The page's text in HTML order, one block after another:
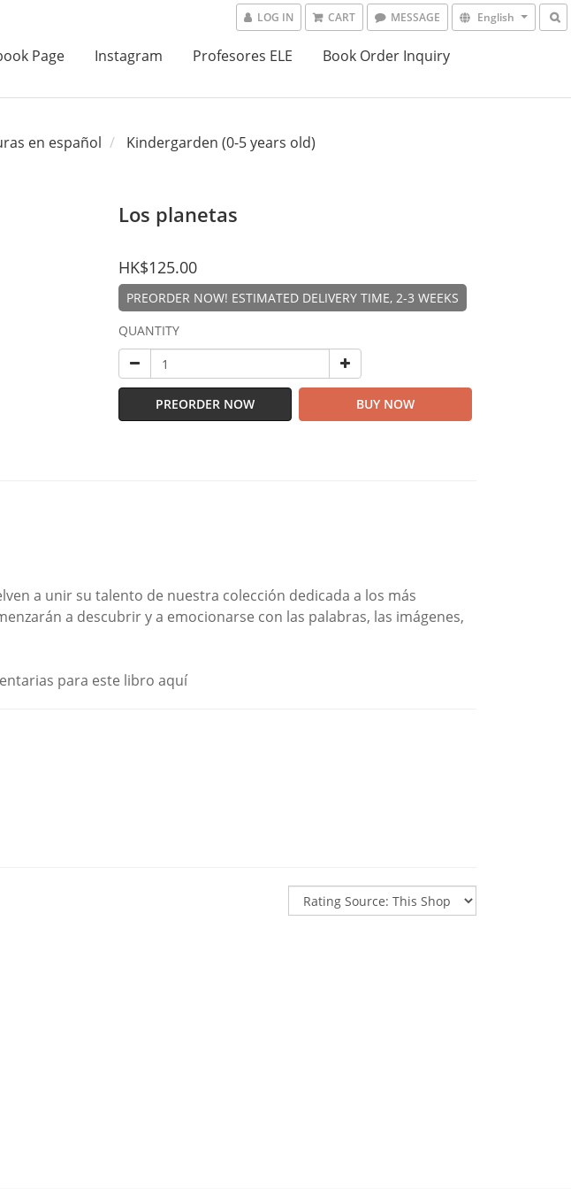
LOG IN CART MESSAGE English
Page Instagram Profesores ELE Book Order Inquiry
en español Kindergarden (0-5 years old)
Los planetas
HK$125.00
PREORDER NOW! ESTIMATED DELIVERY TIME, 2-3 WEEKS
QUANTITY
PREORDER NOW BUY NOW
a unir su talento de nuestra colección dedicada a los más
a descubrir y a emocionarse con las palabras, las imágenes,
para este libro aquí